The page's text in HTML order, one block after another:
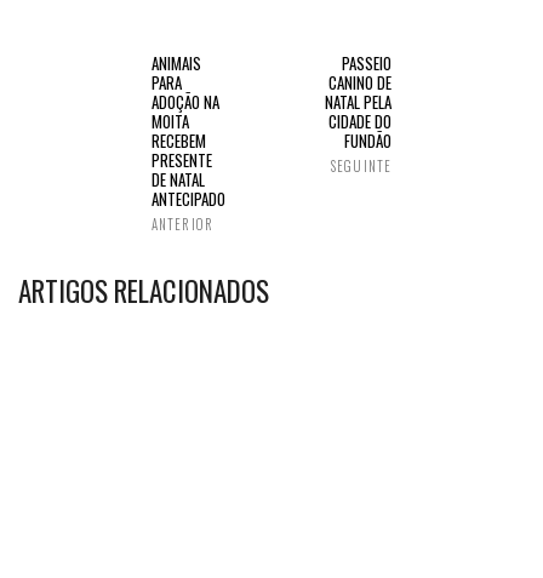
ANIMAIS
PARA
ADOÇÃO NA
MOITA
RECEBEM
PRESENTE
DE NATAL
ANTECIPADO
ANTERIOR
PASSEIO
CANINO DE
NATAL PELA
CIDADE DO
FUNDÃO
SEGUINTE
ARTIGOS RELACIONADOS